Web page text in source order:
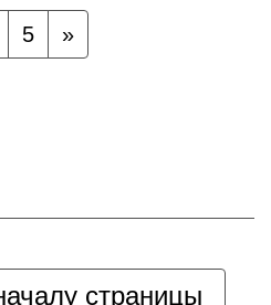
5 »
страницы